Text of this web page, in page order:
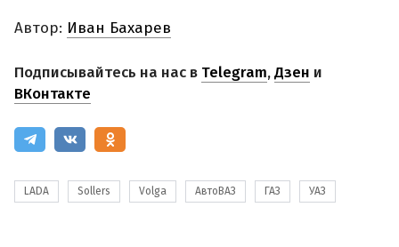
Автор: Иван Бахарев
Подписывайтесь на нас в Telegram,Дзен и
ВКонтакте
LADA Sollers Volga АвтоВАЗ ГАЗ УАЗ